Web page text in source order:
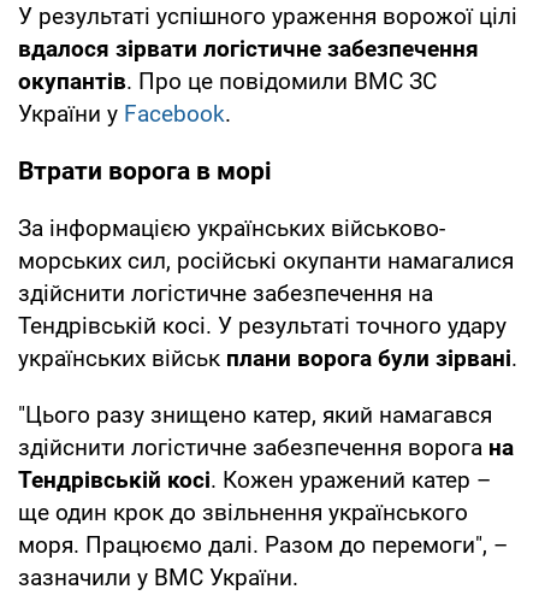
У результаті успішного ураження ворожої цілі
вдалося зірвати логістичне забезпечення
окупантів. Про це повідомили ВМС ЗС
України у Facebook.
Втрати ворога в морі
За інформацією українських військово-
морських сил, російські окупанти намагалися
здійснити логістичне забезпечення на
Тендрівській косі. У результаті точного удару
українських військ плани ворога були зірвані.
"Цього разу знищено катер, який намагався
здійснити логістичне забезпечення ворога на
Тендрівській косі. Кожен уражений катер –
ще один крок до звільнення українського
моря. Працюємо далі. Разом до перемоги", –
зазначили у ВМС України.